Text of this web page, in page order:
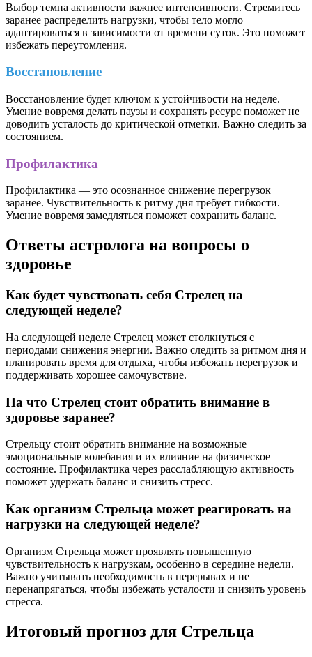
Выбор темпа активности важнее интенсивности. Стремитесь
заранее распределить нагрузки, чтобы тело могло
адаптироваться в зависимости от времени суток. Это поможет
избежать переутомления.
Восстановление
Восстановление будет ключом к устойчивости на неделе.
Умение вовремя делать паузы и сохранять ресурс поможет не
доводить усталость до критической отметки. Важно следить за
состоянием.
Профилактика
Профилактика — это осознанное снижение перегрузок
заранее. Чувствительность к ритму дня требует гибкости.
Умение вовремя замедляться поможет сохранить баланс.
Ответы астролога на вопросы о
здоровье
Как будет чувствовать себя Стрелец на
следующей неделе?
На следующей неделе Стрелец может столкнуться с
периодами снижения энергии. Важно следить за ритмом дня и
планировать время для отдыха, чтобы избежать перегрузок и
поддерживать хорошее самочувствие.
На что Стрелец стоит обратить внимание в
здоровье заранее?
Стрельцу стоит обратить внимание на возможные
эмоциональные колебания и их влияние на физическое
состояние. Профилактика через расслабляющую активность
поможет удержать баланс и снизить стресс.
Как организм Стрельца может реагировать на
нагрузки на следующей неделе?
Организм Стрельца может проявлять повышенную
чувствительность к нагрузкам, особенно в середине недели.
Важно учитывать необходимость в перерывах и не
перенапрягаться, чтобы избежать усталости и снизить уровень
стресса.
Итоговый прогноз для Стрельца